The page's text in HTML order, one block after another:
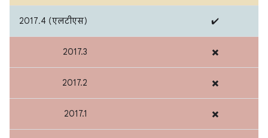
2017.4 (एलटीएस) ✔️
2017.3 ✖️
2017.2 ✖️
2017.1 ✖️